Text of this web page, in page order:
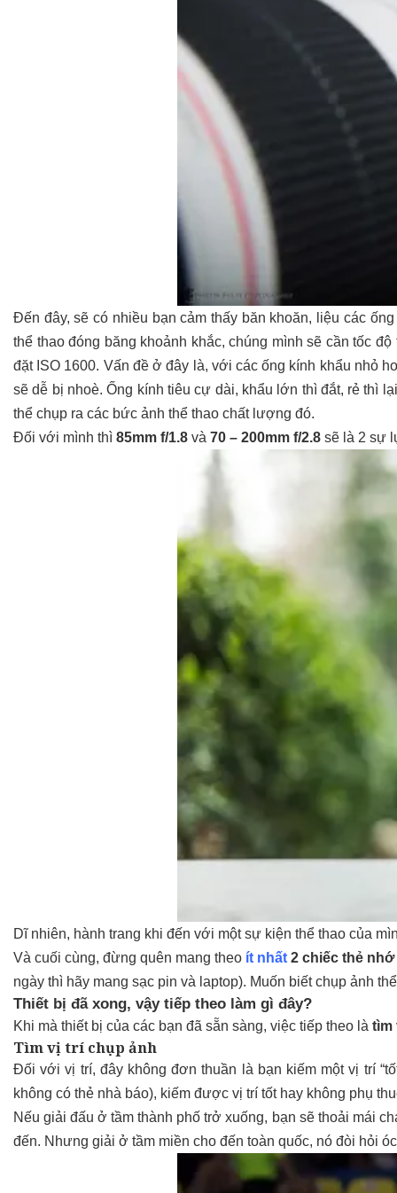
Đến đây, sẽ có nhiều bạn cảm thấy băn khoăn, liệu các
thể thao đóng băng khoảnh khắc, chúng mình sẽ cần tốc
đặt ISO 1600. Vấn đề ở đây là, với các ống kính khẩu nhỏ
sẽ dễ bị nhoè.Ống kính tiêu cự dài, khẩu lớn thì đắt, rẻ thì
thể chụp ra các bức ảnh thể thao chất lượng đó.
Đối với mình thì 85mm f/1.8 và 70 – 200mm f/2.8 sẽ là 2 sự
Dĩ nhiên, hành trang khi đến với một sự kiện thể thao của
Và cuối cùng, đừng quên mang theo ít nhất 2 chiếc thẻ nhớ
ngày thì hãy mang sạc pin và laptop). Muốn biết chụp ảnh
Thiết bị đã xong, vậy tiếp theo làm gì đây?
Khi mà thiết bị của các bạn đã sẵn sàng, việc tiếp theo là tìm
Tìm vị trí chụp ảnh
Đối với vị trí, đây không đơn thuần là bạn kiếm một vị trí
không có thẻ nhà báo), kiếm được vị trí tốt hay không phụ
Nếu giải đấu ở tầm thành phố trở xuống, bạn sẽ thoải mái
đến. Nhưng giải ở tầm miền cho đến toàn quốc, nó đòi hỏi